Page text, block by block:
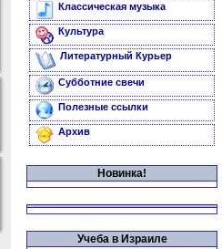
Классическая музыка
Культура
Литературный Курьер
Субботние свечи
Полезные ссылки
Архив
Новинка!
Учеба в Израиле